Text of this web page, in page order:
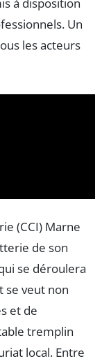
Un
les acteurs
(CCI) Marne
de son
se déroulera
se veut non
et de
tremplin
local. Entre